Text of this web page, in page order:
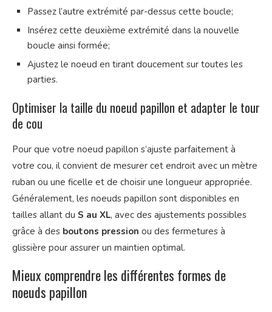
Passez l’autre extrémité par-dessus cette boucle;
Insérez cette deuxième extrémité dans la nouvelle
boucle ainsi formée;
Ajustez le noeud en tirant doucement sur toutes les
parties.
Optimiser la taille du noeud papillon et adapter le tour
de cou
Pour que votre noeud papillon s’ajuste parfaitement à
votre cou, il convient de mesurer cet endroit avec un mètre
ruban ou une ficelle et de choisir une longueur appropriée.
Généralement, les noeuds papillon sont disponibles en
tailles allant du S au XL, avec des ajustements possibles
grâce à des boutons pression ou des fermetures à
glissière pour assurer un maintien optimal.
Mieux comprendre les différentes formes de
noeuds papillon